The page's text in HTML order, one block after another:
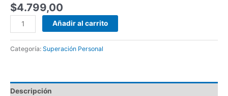
$4.799,00
Añadir al carrito
Categoría: Superación Personal
Descripción